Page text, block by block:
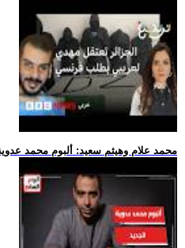
.. محمد علام وهيثم سعيد: ألبوم محمد